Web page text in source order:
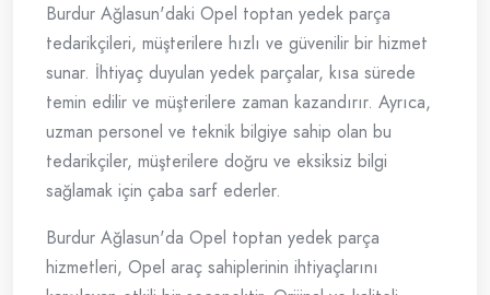
Burdur Ağlasun'daki Opel toptan yedek parça
tedarikçileri, müşterilere hızlı ve güvenilir bir hizmet
sunar. İhtiyaç duyulan yedek parçalar, kısa sürede
temin edilir ve müşterilere zaman kazandırır. Ayrıca,
uzman personel ve teknik bilgiye sahip olan bu
tedarikçiler, müşterilere doğru ve eksiksiz bilgi
sağlamak için çaba sarf ederler.
Burdur Ağlasun'da Opel toptan yedek parça
hizmetleri, Opel araç sahiplerinin ihtiyaçlarını